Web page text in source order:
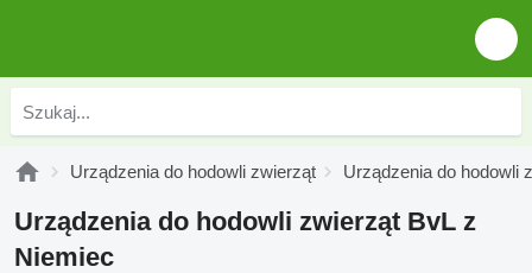
Urządzenia do hodowli zwierząt Urządzenia do hodowli
Urządzenia do hodowli zwierząt BvL z
Niemiec